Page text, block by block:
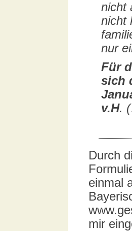
nicht
nicht
nur
Für
sich
v.H.
Durch
einmal
mir